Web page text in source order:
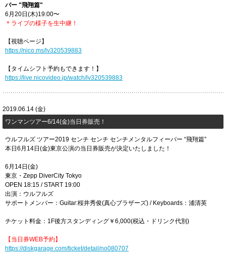
バー "飛翔篇"
6月20日(木)19:00〜
＊ライブの様子を生中継！
【視聴ページ】
https://nico.ms/lv320539883
【タイムシフト予約もできます！】
https://live.nicovideo.jp/watch/lv320539883
2019.06.14 (金)
​ワンマンツアー6/14(金)当日券販売！
ウルフルズ ツアー2019 センチ センチ センチメンタルフィーバー “飛翔篇”
本日6月14日(金)東京公演の当日券販売が決定いたしました！
6月14日(金)
東京・Zepp DiverCity Tokyo
OPEN 18:15 / START 19:00
出演：ウルフルズ
サポートメンバー：Guitar:桜井秀俊(真心ブラザーズ) / Keyboards：浦清英
チケット料金：1F後方スタンディング￥6,000(税込・ドリンク代別)
【当日券WEB予約】
https://diskgarage.com/ticket/detail/no080707